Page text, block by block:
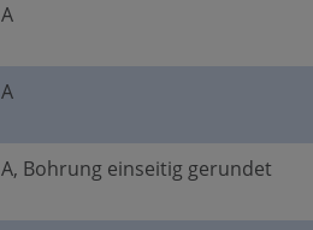
A
A
A, Bohrung einseitig gerundet